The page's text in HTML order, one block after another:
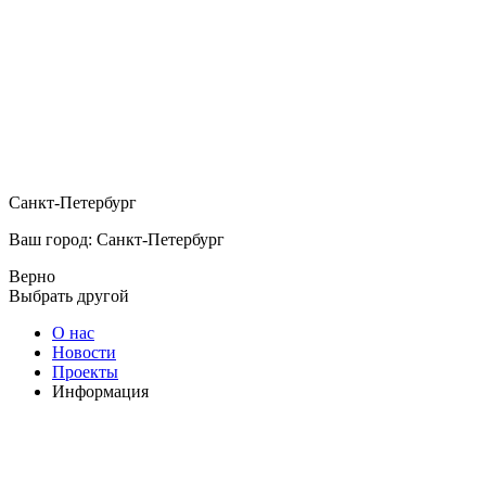
Санкт-Петербург
Ваш город: Санкт-Петербург
Верно
Выбрать другой
О нас
Новости
Проекты
Информация